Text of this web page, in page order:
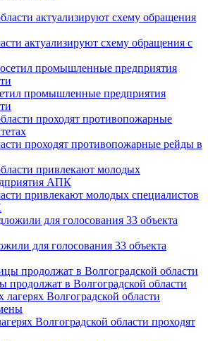
актуализируют схему обращения с
промышленные предприятия
проходят противопожарные рейды в
привлекают молодых специалистов
для голосования 33 объекта
продолжат в Волгоградской области
Волгоградской области проходят